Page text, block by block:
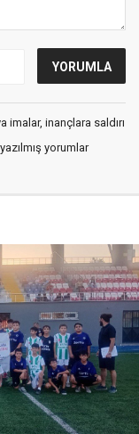
inançlara saldırı
yorumlar